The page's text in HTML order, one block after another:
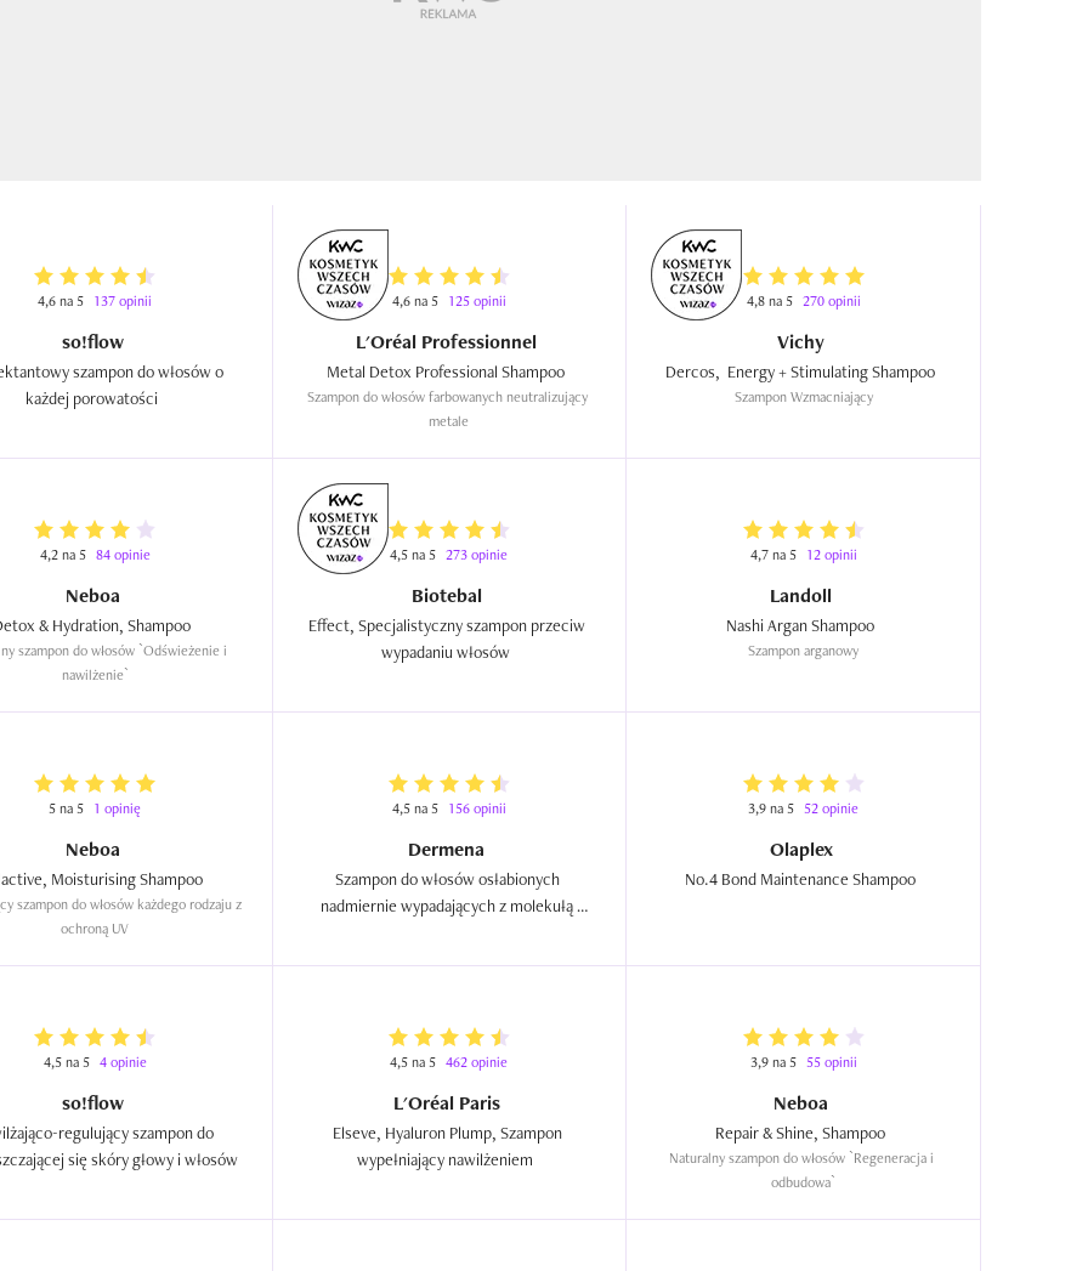
4,6 na 5 137 opinii
so!flow
szampon do włosów o
4,6 na 5 125 opinii
L'Oréal Professionnel
Szampon do włosów farbowanych neutralizujący
metale
4,8 na 5 270 opinii
Vichy
Szampon Wzmacniający
4,2 na 5 84 opinie
Neboa
szampon do włosów `Odświeżenie i
nawilżenie`
4,5 na 5 273 opinie
Biotebal
Effect, Specjalistyczny szampon przeciw
4,7 na 5 12 opinii
Landoll
Szampon arganowy
5 na 5 1 opinię
Neboa
szampon do włosów każdego rodzaju z
ochroną UV
4,5 na 5 156 opinii
Dermena
Szampon do włosów osłabionych
nadmiernie wypadających z molekułą
3,9 na 5 52 opinie
Olaplex
4,5 na 5 4 opinie
so!flow
regulujący szampon do
4,5 na 5 462 opinie
L'Oréal Paris
Elseve, Hyaluron Plump, Szampon
3,9 na 5 55 opinii
Neboa
Naturalny szampon do włosów `Regeneracja i
odbudowa`